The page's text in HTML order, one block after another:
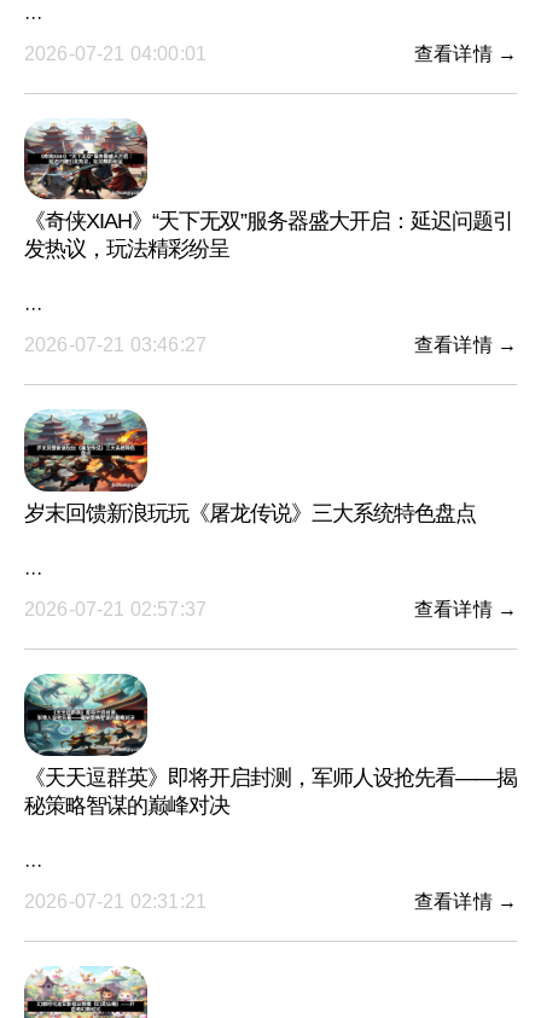
···
2026-07-21 04:00:01
查看详情 →
《奇侠XIAH》“天下无双”服务器盛大开启：延迟问题引
发热议，玩法精彩纷呈
···
2026-07-21 03:46:27
查看详情 →
岁末回馈新浪玩玩《屠龙传说》三大系统特色盘点
···
2026-07-21 02:57:37
查看详情 →
《天天逗群英》即将开启封测，军师人设抢先看——揭
秘策略智谋的巅峰对决
···
2026-07-21 02:31:21
查看详情 →